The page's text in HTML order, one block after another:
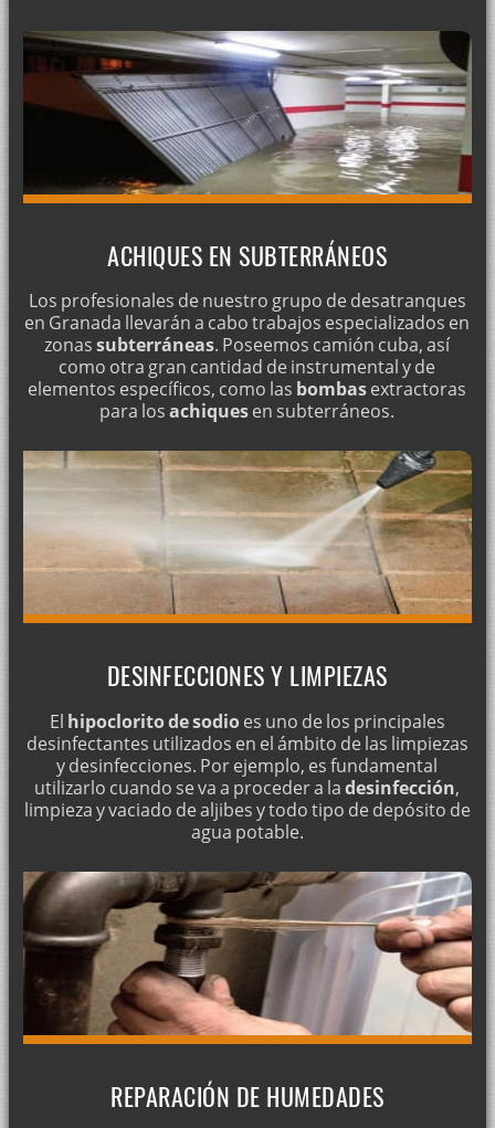
ACHIQUES EN SUBTERRÁNEOS
Los profesionales de nuestro grupo de desatranques
en Granada llevarán a cabo trabajos especializados en
zonassubterráneas. Poseemos camión cuba, así
como otra gran cantidad de instrumental y de
elementos específicos, como las bombasextractoras
para losachiquesen subterráneos.
DESINFECCIONES Y LIMPIEZAS
El hipoclorito de sodioes uno de los principales
desinfectantes utilizados en el ámbito de las limpiezas
y desinfecciones. Por ejemplo, es fundamental
utilizarlo cuando se va a proceder a ladesinfección,
limpieza y vaciado de aljibes y todo tipo de depósito de
agua potable.
REPARACIÓN DE HUMEDADES